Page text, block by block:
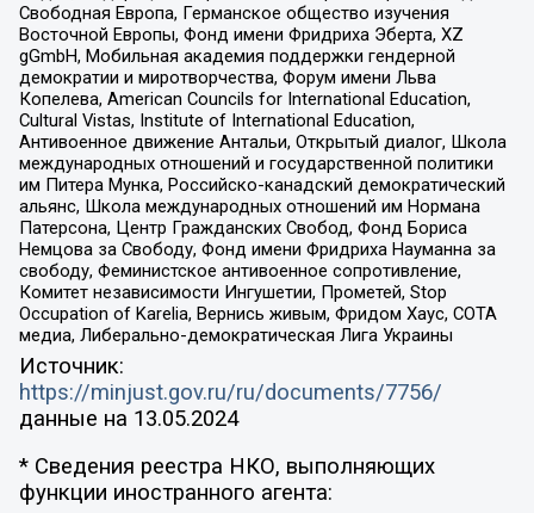
Свободная Европа, Германское общество изучения
Восточной Европы, Фонд имени Фридриха Эберта, XZ
gGmbH, Мобильная академия поддержки гендерной
демократии и миротворчества, Форум имени Льва
Копелева, American Councils for International Education,
Cultural Vistas, Institute of International Education,
Антивоенное движение Антальи, Открытый диалог, Школа
международных отношений и государственной политики
им Питера Мунка, Российско-канадский демократический
альянс, Школа международных отношений им Нормана
Патерсона, Центр Гражданских Свобод, Фонд Бориса
Немцова за Свободу, Фонд имени Фридриха Науманна за
свободу, Феминистское антивоенное сопротивление,
Комитет независимости Ингушетии, Прометей, Stop
Occupation of Karelia, Вернись живым, Фридом Хаус, СОТА
медиа, Либерально-демократическая Лига Украины
Источник:
https://minjust.gov.ru/ru/documents/7756/
данные на 13.05.2024
* Сведения реестра НКО, выполняющих
функции иностранного агента: